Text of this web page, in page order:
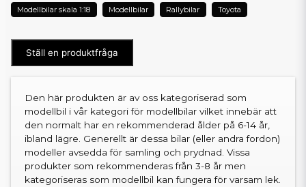
Modellbilar skala 1:18 Modellbilar Rallybilar Toyota
Ställ en produktfråga
Den här produkten är av oss kategoriserad som
modellbil i vår kategori för modellbilar vilket innebär att
den normalt har en rekommenderad ålder på 6-14 år,
ibland lägre. Generellt är dessa bilar (eller andra fordon)
modeller avsedda för samling och prydnad. Vissa
produkter som rekommenderas från 3-8 år men
kategoriseras som modellbil kan fungera för varsam lek.